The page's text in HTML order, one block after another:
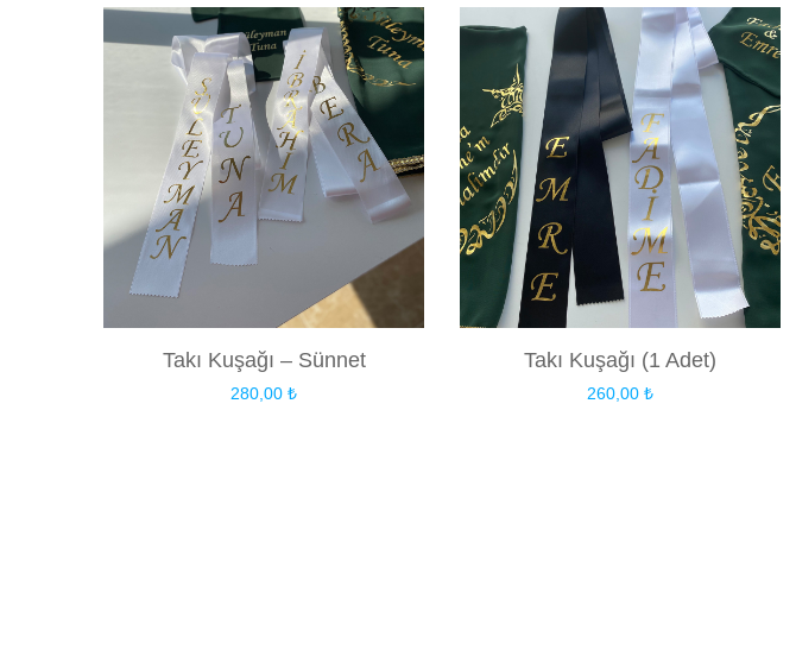
Takı Kuşağı – Sünnet
280,00 ₺
Takı Kuşağı (1 Adet)
260,00 ₺